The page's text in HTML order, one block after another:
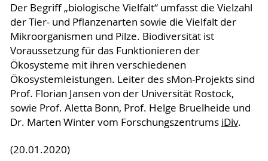
Der Begriff „biologische Vielfalt“ umfasst die Vielzahl
der Tier- und Pflanzenarten sowie die Vielfalt der
Mikroorganismen und Pilze. Biodiversität ist
Voraussetzung für das Funktionieren der
Ökosysteme mit ihren verschiedenen
Ökosystemleistungen. Leiter des sMon-Projekts sind
Prof. Florian Jansen von der Universität Rostock,
sowie Prof. Aletta Bonn, Prof. Helge Bruelheide und
Dr. Marten Winter vom Forschungszentrums iDiv.
(20.01.2020)